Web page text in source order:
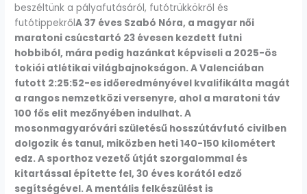
beszéltünk a pályafutásáról, futótrükkökről és
futótippekrőlA 37 éves Szabó Nóra, a magyar női
maratoni csúcstartó 23 évesen kezdett futni
hobbiból, mára pedig hazánkat képviseli a 2025-ös
tokiói atlétikai világbajnokságon. A Valenciában
futott 2:25:52-es időeredményével kvalifikálta magát
a rangos nemzetközi versenyre, ahol a maratoni táv
100 fős elit mezőnyében indulhat. A
mosonmagyaróvári születésű hosszútávfutó civilben
dolgozik és tanul, miközben heti 140-150 kilométert
edz. A sporthoz vezető útját szorgalommal és
kitartással építette fel, 30 éves korától edző
segítségével. A mentális felkészülést is